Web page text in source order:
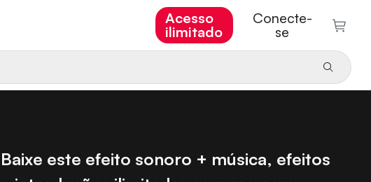
Acesso
ilimitado
Conecte-
se
Baixe este efeito sonoro + música, efeitos